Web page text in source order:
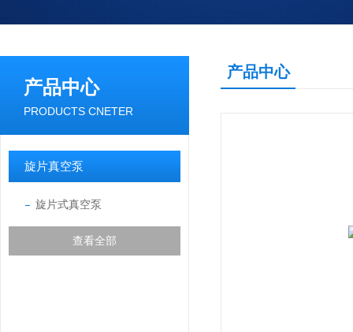
产品中心
PRODUCTS CNETER
旋片真空泵
旋片式真空泵
查看全部
产品中心